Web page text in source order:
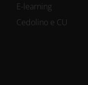
E-learning
Cedolino e CU